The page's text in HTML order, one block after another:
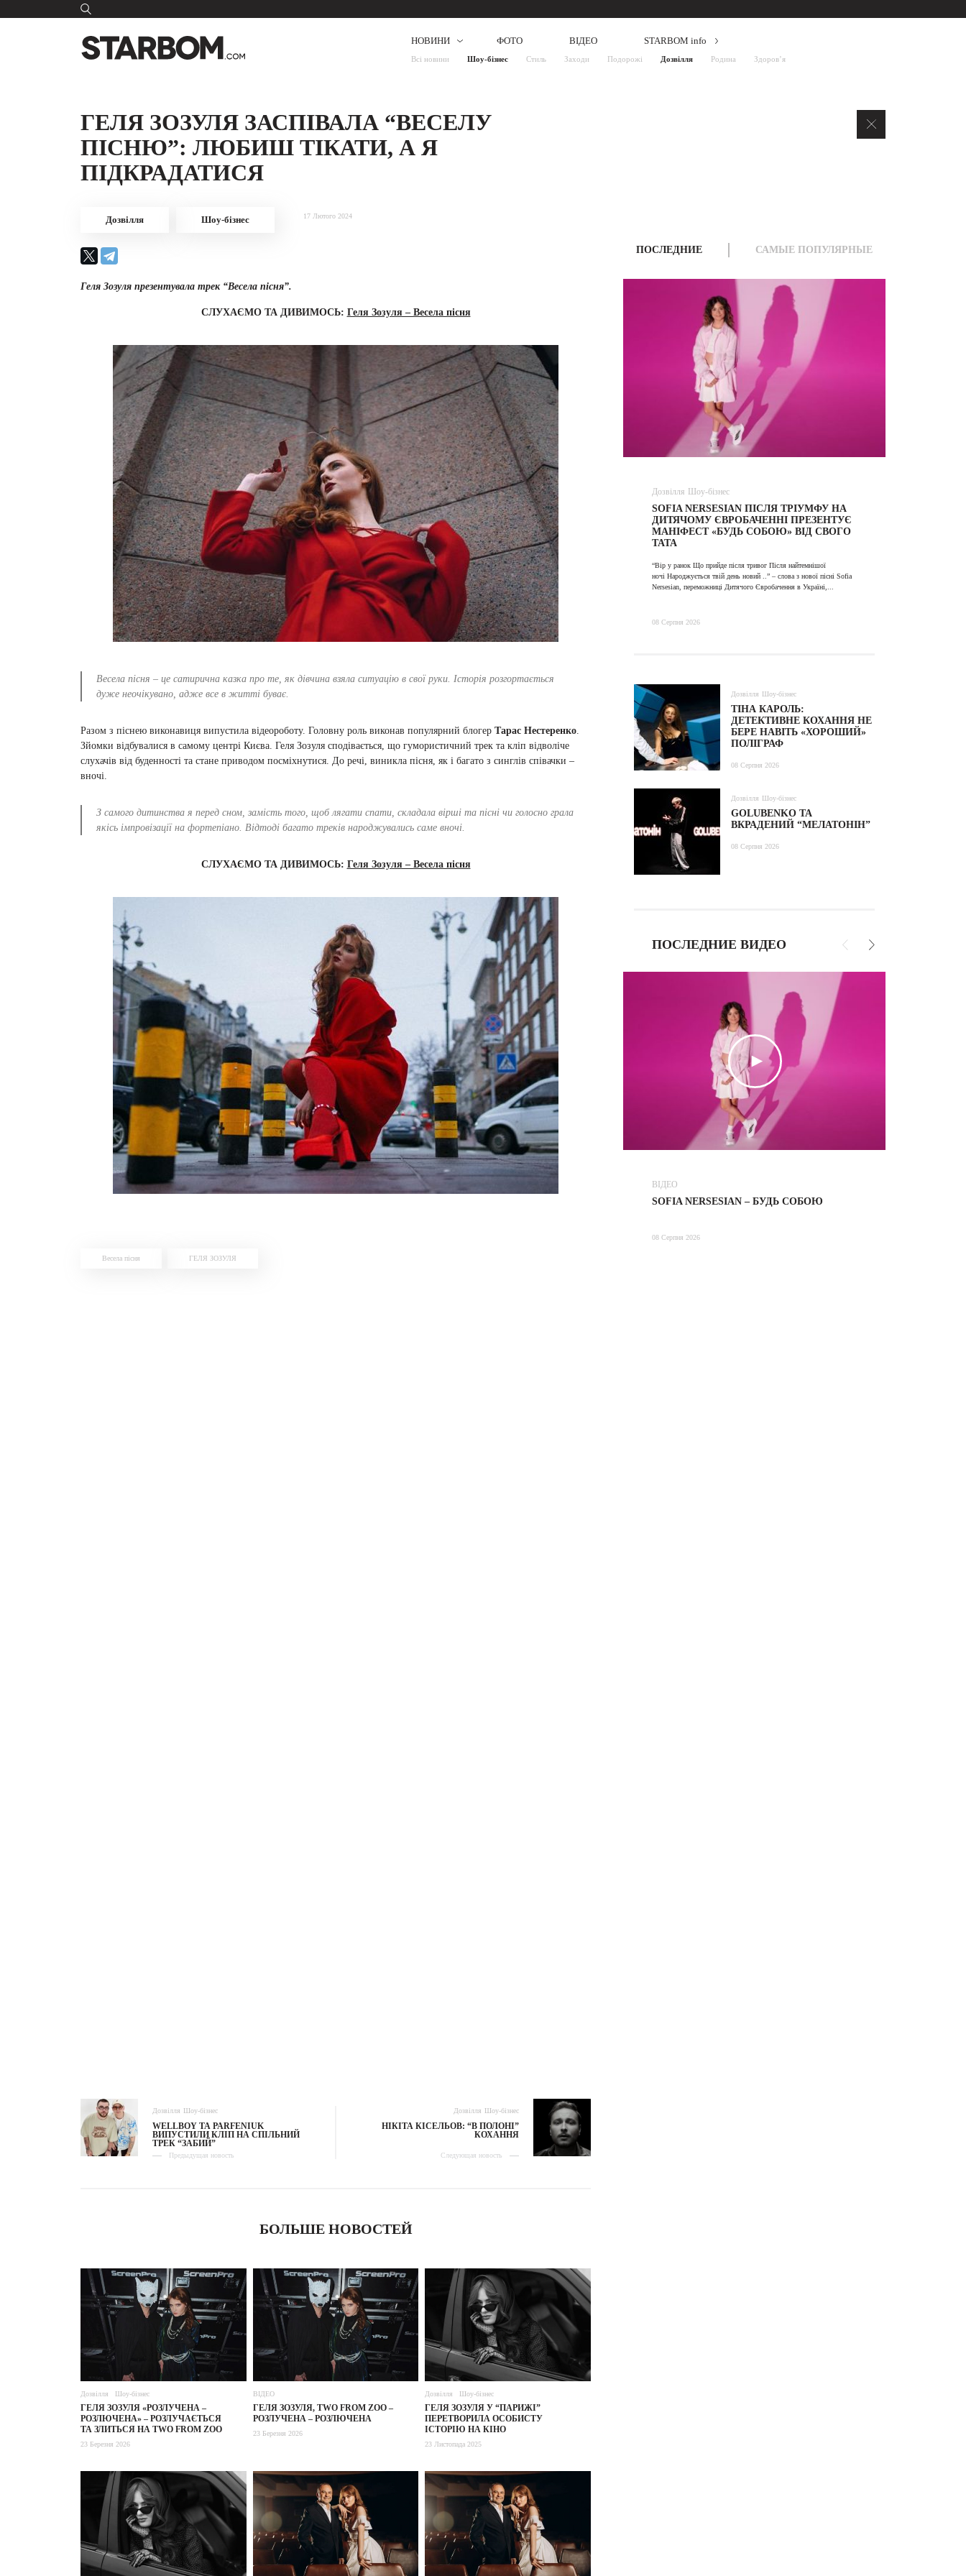
НОВИНИ
Всі новини Шоу-бізнес Стиль Заходи Подорожі Дозвілля Родина Здоров’я
ФОТО ВІДЕО STARBOM info
ГЕЛЯ ЗОЗУЛЯ ЗАСПІВАЛА “ВЕСЕЛУ
ПІСНЮ”: ЛЮБИШ ТІКАТИ, А Я
ПІДКРАДАТИСЯ
Дозвілля Шоу-бізнес 17 Лютого 2024
Геля Зозуля презентувала трек “Весела пісня”.
СЛУХАЄМО ТА ДИВИМОСЬ: Геля Зозуля – Весела пісня
Весела пісня – це сатирична казка про те, як дівчина взяла ситуацію в свої руки. Історія розгортається
дуже неочікувано, адже все в житті буває.
Разом з піснею виконавиця випустила відеороботу. Головну роль виконав популярний блогер Тарас Нестеренко.
Зйомки відбувалися в самому центрі Києва. Геля Зозуля сподівається, що гумористичний трек та кліп відволіче
слухачів від буденності та стане приводом посміхнутися. До речі, виникла пісня, як і багато з синглів співачки –
вночі.
З самого дитинства я перед сном, замість того, щоб лягати спати, складала вірші та пісні чи голосно грала
якісь імпровізації на фортепіано. Відтоді багато треків народжувались саме вночі.
СЛУХАЄМО ТА ДИВИМОСЬ: Геля Зозуля – Весела пісня
Весела пісня ГЕЛЯ ЗОЗУЛЯ
Дозвілля Шоу-бізнес
WELLBOY ТА PARFENIUK
ВИПУСТИЛИ КЛІП НА СПІЛЬНИЙ
ТРЕК “ЗАБИЙ”
Предыдущая новость
Дозвілля Шоу-бізнес
НІКІТА КІСЕЛЬОВ: “В ПОЛОНІ”
КОХАННЯ
Следующая новость
БОЛЬШЕ НОВОСТЕЙ
Дозвілля Шоу-бізнес
ГЕЛЯ ЗОЗУЛЯ «РОЗЛУЧЕНА –
РОЗЛЮЧЕНА» – РОЗЛУЧАЄТЬСЯ
ТА ЗЛИТЬСЯ НА TWO FROM ZOO
23 Березня 2026
ВІДЕО
ГЕЛЯ ЗОЗУЛЯ, TWO FROM ZOO –
РОЗЛУЧЕНА – РОЗЛЮЧЕНА
23 Березня 2026
Дозвілля Шоу-бізнес
ГЕЛЯ ЗОЗУЛЯ У “ПАРИЖІ”
ПЕРЕТВОРИЛА ОСОБИСТУ
ІСТОРІЮ НА КІНО
23 Листопада 2025
ПОСЛЕДНИЕ САМЫЕ ПОПУЛЯРНЫЕ
Дозвілля Шоу-бізнес
SOFIA NERSESIAN ПІСЛЯ ТРІУМФУ НА
ДИТЯЧОМУ ЄВРОБАЧЕННІ ПРЕЗЕНТУЄ
МАНІФЕСТ «БУДЬ СОБОЮ» ВІД СВОГО
ТАТА
“Вір у ранок Що прийде після тривог Після найтемнішої
ночі Народжується твій день новий ..” – слова з нової пісні Sofia
Nersesian, переможниці Дитячого Євробачення в Україні,...
08 Серпня 2026
Дозвілля Шоу-бізнес
ТІНА КАРОЛЬ:
ДЕТЕКТИВНЕ КОХАННЯ НЕ
БЕРЕ НАВІТЬ «ХОРОШИЙ»
ПОЛІГРАФ
08 Серпня 2026
Дозвілля Шоу-бізнес
GOLUBENKO ТА
ВКРАДЕНИЙ “МЕЛАТОНІН”
08 Серпня 2026
ПОСЛЕДНИЕ ВИДЕО
ВІДЕО
SOFIA NERSESIAN – БУДЬ СОБОЮ
08 Серпня 2026